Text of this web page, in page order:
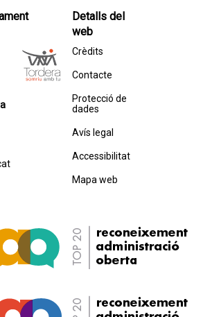
Detalls del
web
Crèdits
Contacte
Protecció de
dades
Avís legal
Accessibilitat
Mapa web